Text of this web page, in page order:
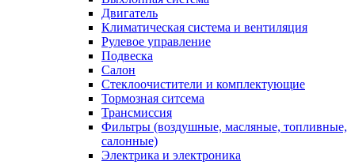
Двигатель
Климатическая система и вентиляция
Рулевое управление
Подвеска
Салон
Стеклоочистители и комплектующие
Тормозная ситсема
Трансмиссия
Фильтры (воздушные, масляные, топливные,
салонные)
Электрика и электроника